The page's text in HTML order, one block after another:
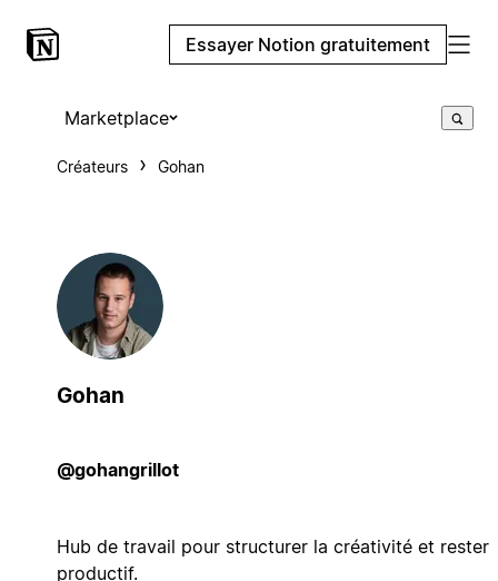
Essayer Notion gratuitement
Marketplace
Créateurs Gohan
Gohan
@gohangrillot
Hub de travail pour structurer la créativité et rester
productif.